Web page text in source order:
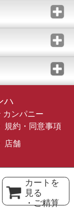
カートを
見る
・ご精算
ハ
カンパニー
規約・同意事項
店舗
Reserved.